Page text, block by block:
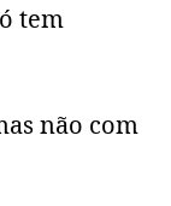
tem
não com